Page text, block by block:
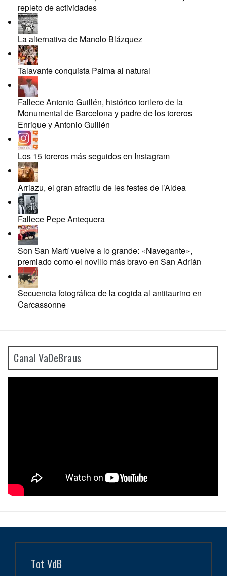
repleto de actividades
La alternativa de Manolo Blázquez
Talavante conquista Palma al natural
Fallece Antonio Guillén, histórico torilero de la
Monumental de Barcelona y padre de los toreros
Enrique y Antonio Guillén
Los 15 toreros más seguidos en Instagram
Arriazu, el gran atractiu de les festes de l’Aldea
Fallece Pepe Antequera
Son San Martí vuelve a lo grande: «Navegante»,
premiado como el novillo más bravo en San Adrián
Secuencia fotográfica de la cogida al antitaurino en
Carcassonne
Canal VaDeBraus
Tot VdB